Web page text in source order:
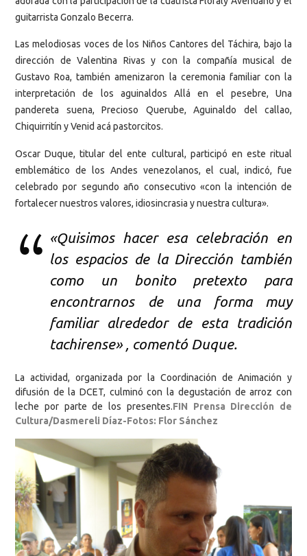
guitarrista Gonzalo Becerra.
Las melodiosas voces de los Niños Cantores del Táchira, bajo la
dirección de Valentina Rivas y con la compañía musical de
Gustavo Roa, también amenizaron la ceremonia familiar con la
interpretación de los aguinaldos Allá en el pesebre, Una
pandereta suena, Precioso Querube, Aguinaldo del callao,
Chiquirritín y Venid acá pastorcitos.
Oscar Duque, titular del ente cultural, participó en este ritual
emblemático de los Andes venezolanos, el cual, indicó, fue
celebrado por segundo año consecutivo «con la intención de
fortalecer nuestros valores, idiosincrasia y nuestra cultura».
«Quisimos hacer esa celebración en
los espacios de la Dirección también
como un bonito pretexto para
encontrarnos de una forma muy
familiar alrededor de esta tradición
tachirense» , comentó Duque.
La actividad, organizada por la Coordinación de Animación y
difusión de la DCET, culminó con la degustación de arroz con
leche por parte de los presentes.FIN Prensa Dirección de
Cultura/Dasmereli Díaz-Fotos: Flor Sánchez